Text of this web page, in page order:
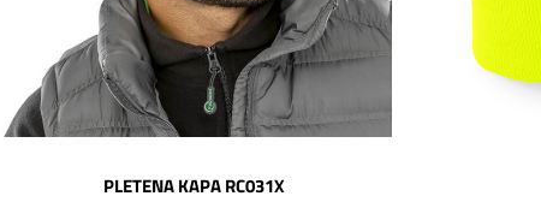
PLETENA KAPA RC031X